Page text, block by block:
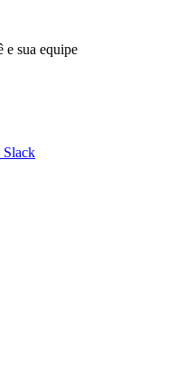
e sua equipe
Slack